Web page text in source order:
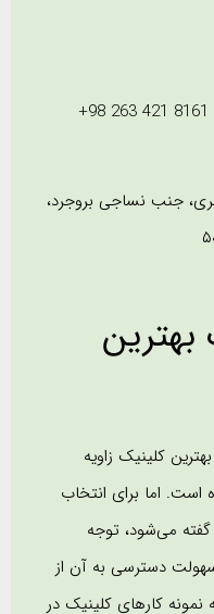
جنب نساجی بروجرد،
کلینیک زاویه
اما برای انتخاب
گفته می‌شود، توجه
دسترسی به آن از
کارهای کلینیک در